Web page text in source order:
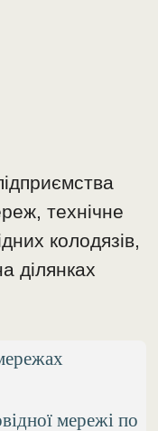
технічне
колодязів,
ділянках
мережі по